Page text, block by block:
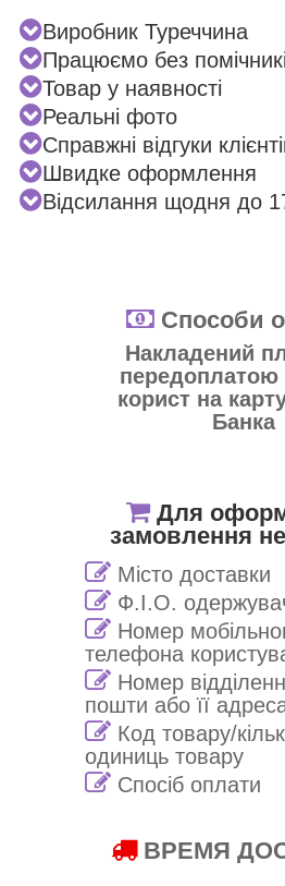
Виробник Туреччина
Працюємо без
Товар у наявності
Реальні фото
Справжні відгуки
Швидке оформлення
Відсилання щодня до
Способи
Накладений
передоплатою
корист на
Банка
Для
замовлення
Місто доставки
Ф.І.О.
Номер
телефона
Номер
пошти або її
Код товару/
одиниць товару
Спосіб оплати
ВРЕМЯ